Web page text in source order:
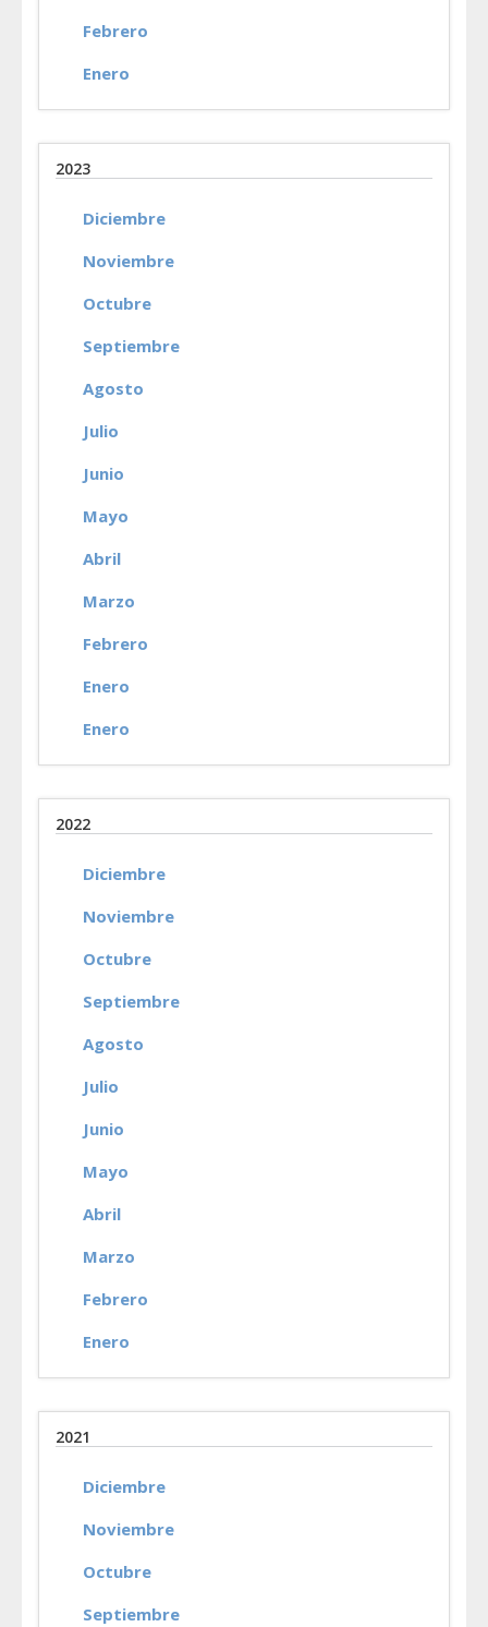
Febrero
Enero
2023
Diciembre
Noviembre
Octubre
Septiembre
Agosto
Julio
Junio
Mayo
Abril
Marzo
Febrero
Enero
Enero
2022
Diciembre
Noviembre
Octubre
Septiembre
Agosto
Julio
Junio
Mayo
Abril
Marzo
Febrero
Enero
2021
Diciembre
Noviembre
Octubre
Septiembre